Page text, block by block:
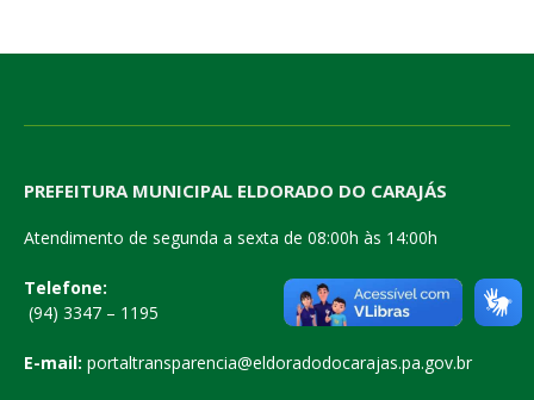
PREFEITURA MUNICIPAL ELDORADO DO CARAJÁS
Atendimento de segunda a sexta de 08:00h às 14:00h
Telefone:
(94) 3347 – 1195
E-mail: portaltransparencia@eldoradodocarajas.pa.gov.br